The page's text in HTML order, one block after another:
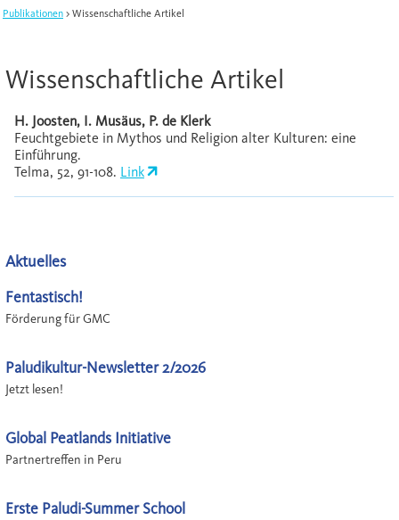
Publikationen Wissenschaftliche Artikel
Wissenschaftliche Artikel
H. Joosten, I. Musäus, P. de Klerk
Feuchtgebiete in Mythos und Religion alter Kulturen: eine
Einführung.
Telma, 52, 91-108. Link
Aktuelles
Fentastisch!
Förderung für GMC
Paludikultur-Newsletter 2/2026
Jetzt lesen!
Global Peatlands Initiative
Partnertreffen in Peru
Erste Paludi-Summer School